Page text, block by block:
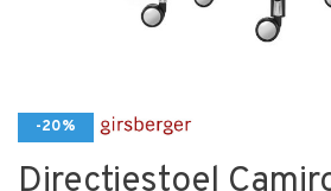
-20%
Directiestoel